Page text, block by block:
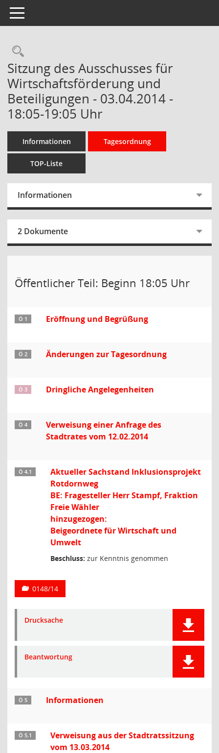
Toggle navigation
Rechercheauswahl
Sitzung des Ausschusses für
Wirtschaftsförderung und
Beteiligungen - 03.04.2014 -
18:05-19:05 Uhr
Informationen Tagesordnung
TOP-Liste
Informationen
2 Dokumente
Öffentlicher Teil: Beginn 18:05 Uhr
Ö 1 Eröffnung und Begrüßung
Ö 2 Änderungen zur Tagesordnung
Ö 3 Dringliche Angelegenheiten
Ö 4
Verweisung einer Anfrage des
Stadtrates vom 12.02.2014
Ö 4.1
Aktueller Sachstand Inklusionsprojekt
Rotdornweg
BE: Fragesteller Herr Stampf, Fraktion
Freie Wähler
hinzugezogen:
Beigeordnete für Wirtschaft und
Umwelt
Beschluss: zur Kenntnis genommen
0148/14
Drucksache
Beantwortung
Ö 5 Informationen
Ö 5.1
Verweisung aus der Stadtratssitzung
vom 13.03.2014